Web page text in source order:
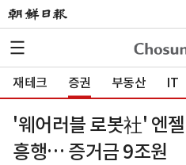
재테크 증권 부동산 IT
'웨어러블 로봇社' 엔
흥행… 증거금 9조원